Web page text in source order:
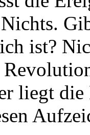
ist?
liegt die